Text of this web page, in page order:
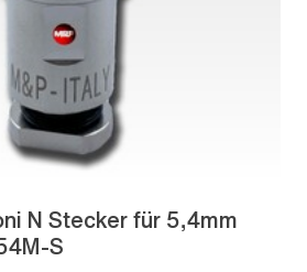
N Stecker für 5,4mm
S